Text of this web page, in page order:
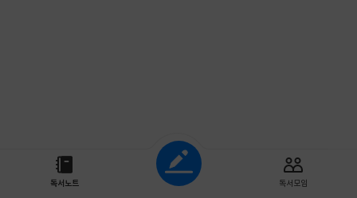
조회하기
독서노트 독서모임